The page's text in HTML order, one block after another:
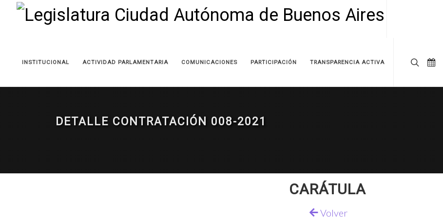
INSTITUCIONAL ACTIVIDAD PARLAMENTARIA COMUNICACIONES PARTICIPACIÓN TRANSPARENCIA ACTIVA
DETALLE CONTRATACIÓN 008-2021
CARÁTULA
Volver